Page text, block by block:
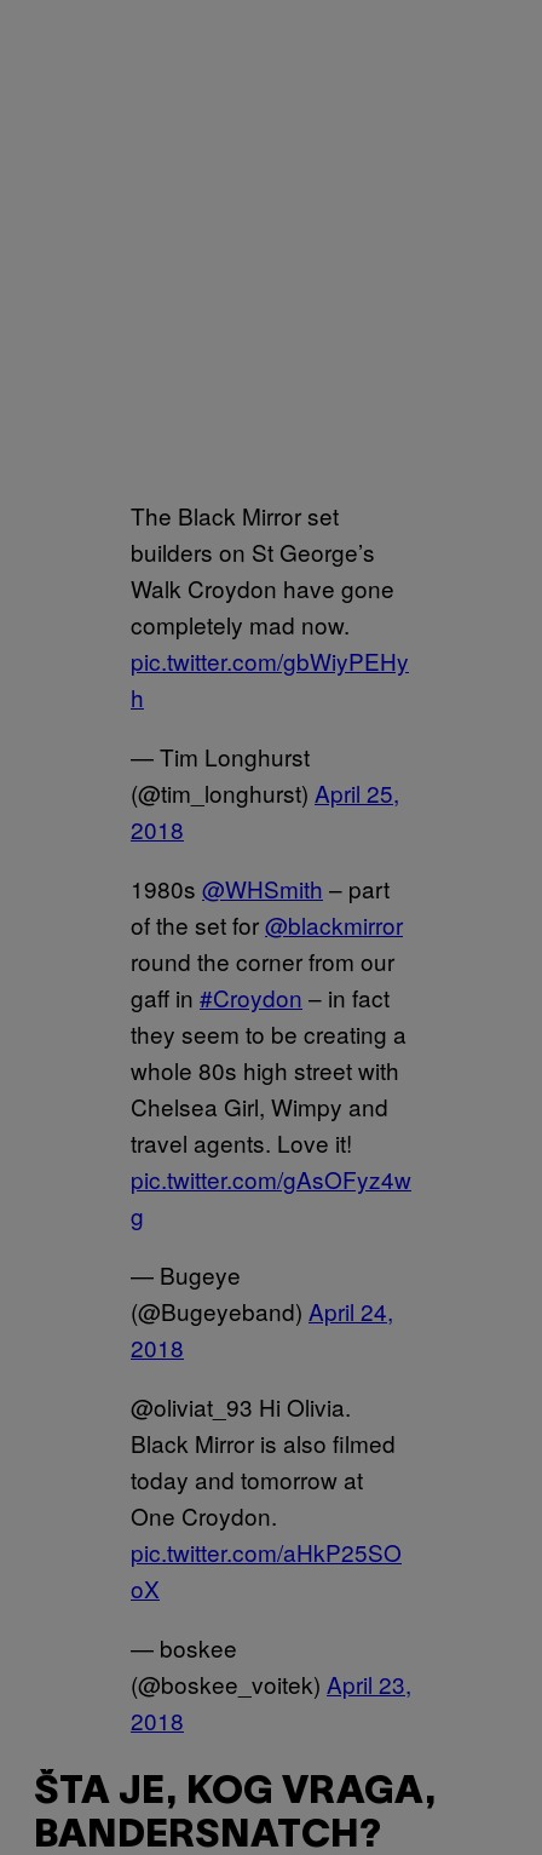
The Black Mirror set
builders on St George’s
Walk Croydon have gone
completely mad now.
pic.twitter.com/gbWiyPEHy
h
— Tim Longhurst
(@tim_longhurst) April 25,
2018
1980s @WHSmith – part
of the set for@blackmirror
round the corner from our
gaff in #Croydon – in fact
they seem to be creating a
whole 80s high street with
Chelsea Girl, Wimpy and
travel agents. Love it!
pic.twitter.com/gAsOFyz4w
g
— Bugeye
(@Bugeyeband) April 24,
2018
@oliviat_93 Hi Olivia.
Black Mirror is also filmed
today and tomorrow at
One Croydon.
pic.twitter.com/aHkP25SO
oX
— boskee
(@boskee_voitek) April 23,
2018
ŠTA JE, KOG VRAGA,
BANDERSNATCH?